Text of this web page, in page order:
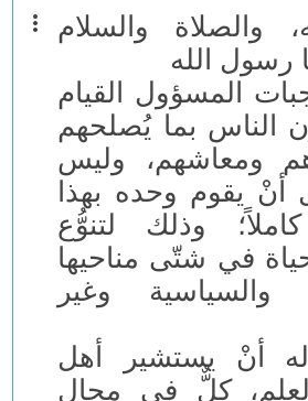
والصلاة والسلام
رسول الله
المسؤول القيام
الناس بما يُصلحهم
ومعاشهم، وليس
يقوم وحده بهذا
وذلك لتنوُّع
في شتّى مناحيها
والسياسية وغير
أنْ يستشير أهل
كلٌّ في مجال